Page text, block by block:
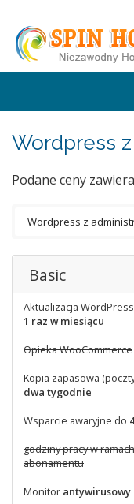
Wordpress
Podane ceny
Basic
Aktualizacja
1 raz w miesiącu
Opieka WooCommerce
Kopia zapasowa
dwa tygodnie
Wsparcie awaryjne do
godziny pracy w ramach
abonamentu
Monitor antywirusowy